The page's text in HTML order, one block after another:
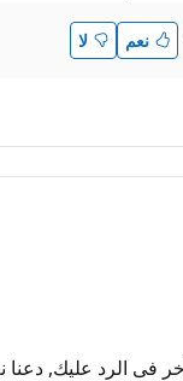
نعم لا